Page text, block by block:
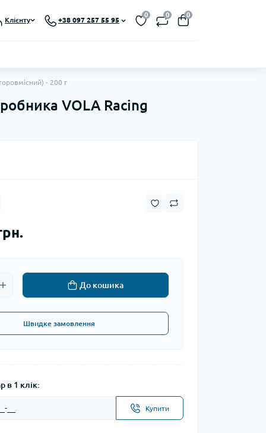
Клієнту +38 097 257 55 95
0 0 0
- 200 г
VOLA Racing
До кошика
Швидке замовлення
в 1 клік:
Купити